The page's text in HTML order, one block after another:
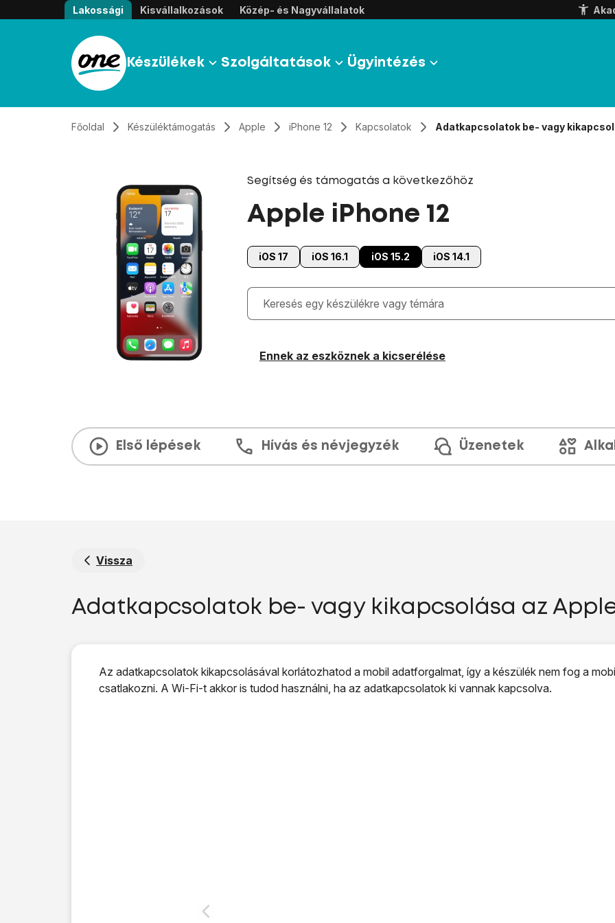
Átugrás, tovább a tartalomhoz
Lakossági Kisvállalkozások Közép- és Nagyvállalatok
Készülékek Szolgáltatások Ügyintézés
Főoldal Készüléktámogatás Apple iPhone 12 Kapcsolatok Adatkapcsolatok be- vagy
Segítség és támogatás a következőhöz
Apple iPhone 12
iOS 17 iOS 16.1 iOS 15.2 iOS 14.1
Gépelés közben megjelennek a keresési javaslatok a mező alatt
Ennek az eszköznek a kicserélése
Első lépések Hívás és névjegyzék Üzenetek
Vissza
Adatkapcsolatok be- vagy kikapcsolása az Apple
Az adatkapcsolatok kikapcsolásával korlátozhatod a mobil adatforgalmat, így a készülék nem fog a
csatlakozni. A Wi-Fi-t akkor is tudod használni, ha az adatkapcsolatok ki vannak kapcsolva.